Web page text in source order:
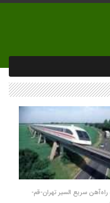
راه‌آهن سریع السیر تهران-قم-